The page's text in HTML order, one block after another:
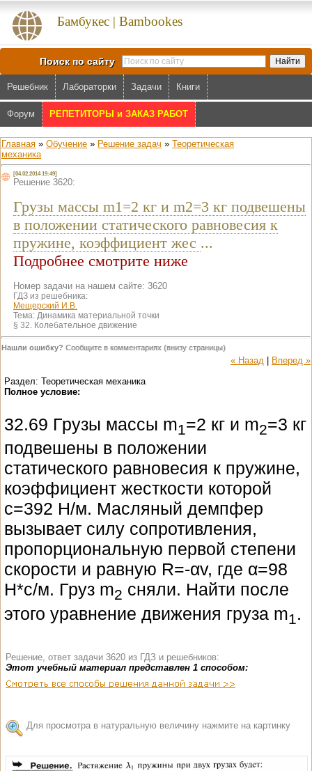
Бамбукес | Bambookes
Поиск по сайту
Решебник Лабораторки Задачи Книги
Форум РЕПЕТИТОРЫ и ЗАКАЗ РАБОТ
Главная » Обучение » Решение задач » Теоретическая
механика
[04.02.2014 19:49]
Решение 3620:
Грузы массы m1=2 кг и m2=3 кг подвешены
в положении статического равновесия к
пружине, коэффициент жес ...
Подробнее смотрите ниже
Номер задачи на нашем сайте: 3620
ГДЗ из решебника:
Мещерский И.В.
Тема: Динамика материальной точки
§ 32. Колебательное движение
Нашли ошибку? Сообщите в комментариях (внизу страницы)
« Назад
Вперед »
Раздел: Теоретическая механика
Полное условие:
32.69 Грузы массы m1=2 кг и m2=3 кг
подвешены в положении
статического равновесия к пружине,
коэффициент жесткости которой
c=392 Н/м. Масляный демпфер
вызывает силу сопротивления,
пропорциональную первой степени
скорости и равную R=-αv, где α=98
Н*с/м. Груз m2 сняли. Найти после
этого уравнение движения груза m1.
Решение, ответ задачи 3620 из ГДЗ и решебников:
Этот учебный материал представлен 1 способом:
Для просмотра в натуральную величину нажмите на картинку